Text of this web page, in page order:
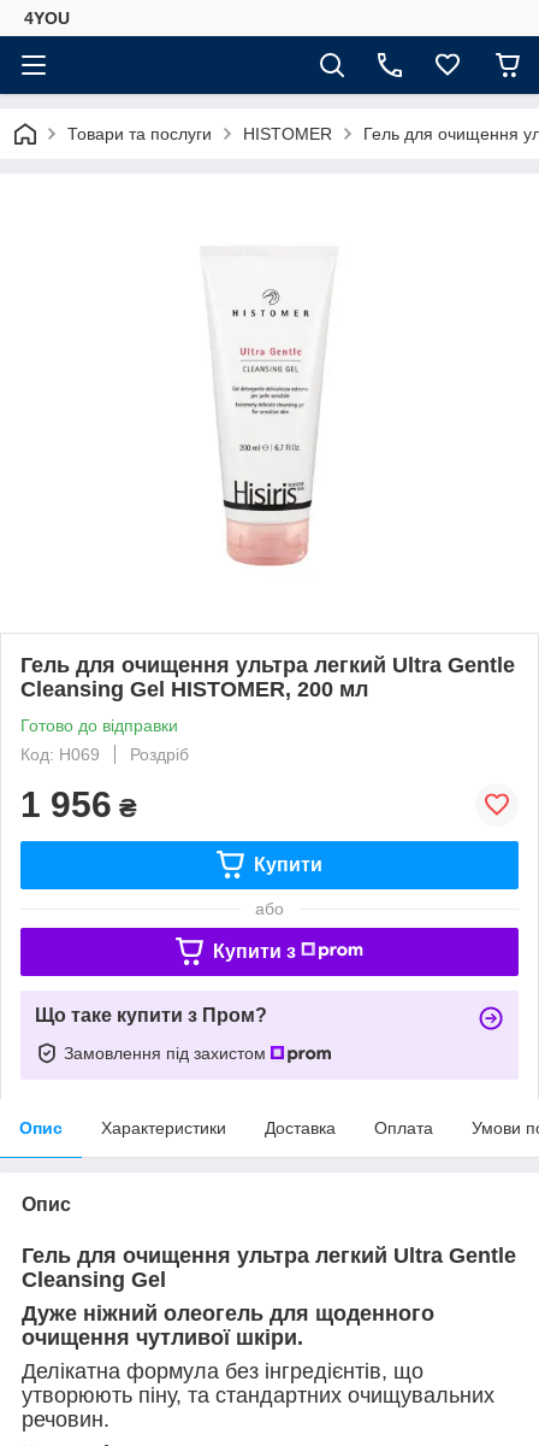
4YOU
Товари та послуги HISTOMER Гель для очищення
Гель для очищення ультра легкий Ultra Gentle
Cleansing Gel HISTOMER, 200 мл
Готово до відправки
Код: H069
Роздріб
1 956 ₴
Купити
або
Купити з
Що таке купити з Пром?
Замовлення під захистом
Опис Характеристики Доставка Оплата Умови
Опис
Гель для очищення ультра легкий Ultra Gentle
Cleansing Gel
Дуже ніжний олеогель для щоденного
очищення чутливої ​​шкіри.
Делікатна формула без інгредієнтів, що
утворюють піну, та стандартних очищувальних
речовин.